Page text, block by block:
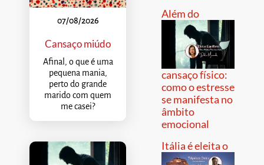
07/08/2026
Cansaço miúdo
Afinal, o que é uma
pequena mania,
perto do grande
marido com quem
me casei?
Além do
cansaço físico:
como o estresse
se manifesta no
âmbito
emocional
Itália é eleita o